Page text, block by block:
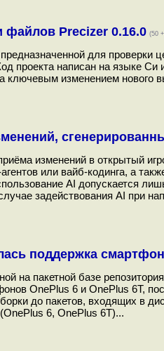
файлов Precizer 0.16.0 (50
для проверки
проекта написан на языке Си
изменением нового
изменений в открытый
или вайб-кодинга, а
AI допускается
задействования AI при
поддержка
на пакетной базе
OnePlus 6 и OnePlus 6T,
до пакетов, входящих в
6, OnePlus 6T)...